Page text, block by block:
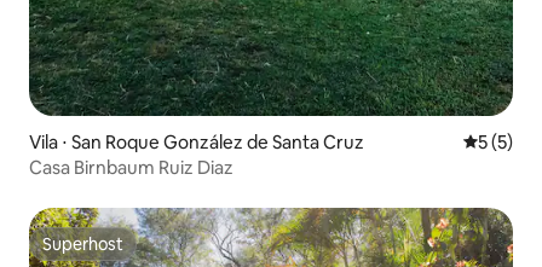
Vila ⋅ San Roque González de Santa Cruz 5 de
5 (5)
Casa Birnbaum Ruiz Diaz
Superhost
Superhost